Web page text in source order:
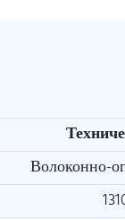
Волоконно-